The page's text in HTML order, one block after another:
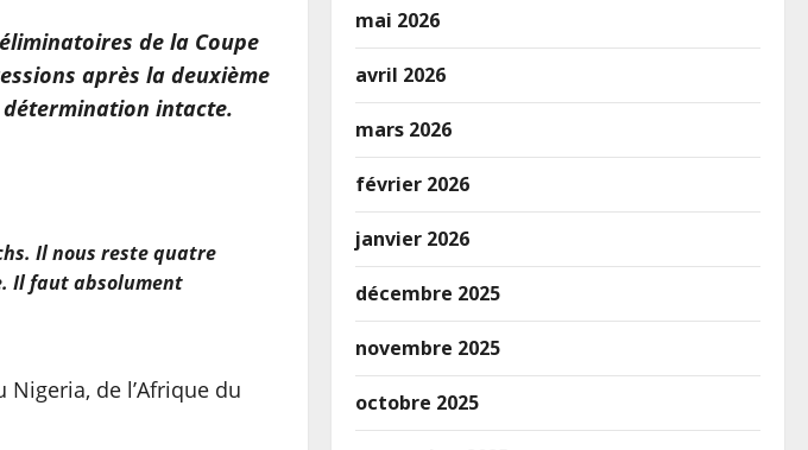
de la Coupe
après la deuxième
intacte.
Il nous reste quatre
Il faut absolument
de l’Afrique du
mai 2026
avril 2026
mars 2026
février 2026
janvier 2026
décembre 2025
novembre 2025
octobre 2025